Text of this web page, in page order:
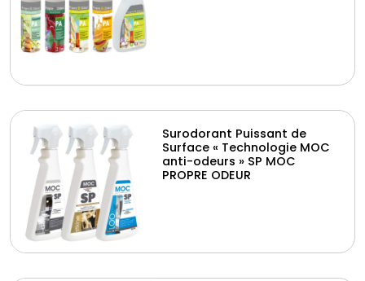
Surodorant Puissant de
Surface « Technologie MOC
anti-odeurs » SP MOC
PROPRE ODEUR